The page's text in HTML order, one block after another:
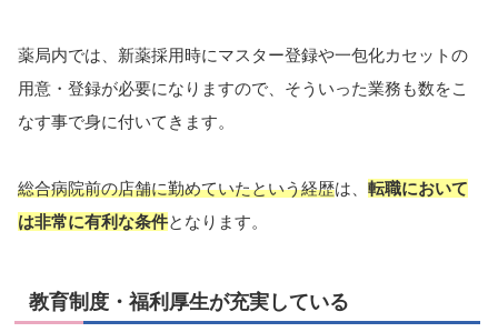
薬局内では、新薬採用時にマスター登録や一包化カセットの
用意・登録が必要になりますので、そういった業務も数をこ
なす事で身に付いてきます。
総合病院前の店舗に勤めていたという経歴は、 転職において
は非常に有利な条件となります。
教育制度・福利厚生が充実している